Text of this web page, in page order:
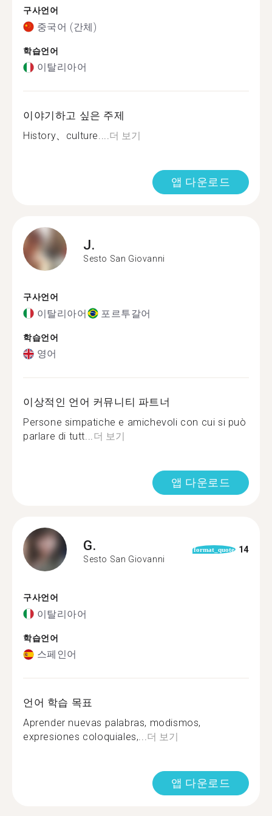
구사언어
중국어 (간체)
학습언어
이탈리아어
이야기하고 싶은 주제
History、culture....더 보기
앱 다운로드
J.
Sesto San Giovanni
구사언어
이탈리아어 포르투갈어
학습언어
영어
이상적인 언어 커뮤니티 파트너
Persone simpatiche e amichevoli con cui si può
parlare di tutt...더 보기
앱 다운로드
G.
Sesto San Giovanni
format_quote 14
구사언어
이탈리아어
학습언어
스페인어
언어 학습 목표
Aprender nuevas palabras, modismos,
expresiones coloquiales,...더 보기
앱 다운로드